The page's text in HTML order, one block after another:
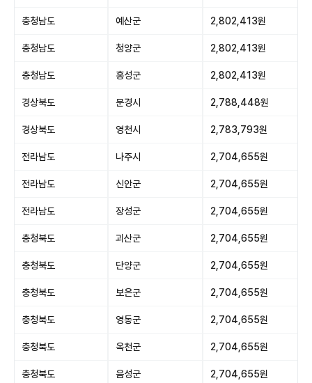
충청남도 예산군 2,802,413원
충청남도 청양군 2,802,413원
충청남도 홍성군 2,802,413원
경상북도 문경시 2,788,448원
경상북도 영천시 2,783,793원
전라남도 나주시 2,704,655원
전라남도 신안군 2,704,655원
전라남도 장성군 2,704,655원
충청북도 괴산군 2,704,655원
충청북도 단양군 2,704,655원
충청북도 보은군 2,704,655원
충청북도 영동군 2,704,655원
충청북도 옥천군 2,704,655원
충청북도 음성군 2,704,655원